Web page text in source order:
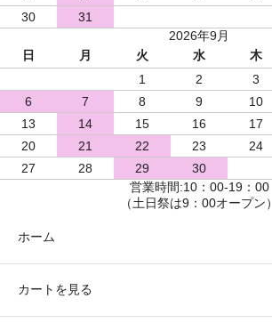
30
31
2026年9月
日
月 火 水 木
1
2 3
6
7 8 9 10
13
14 15 16 17
20
21 22 23 24
27
28 29
30
営業時間:10：00-19：00
（土日祭は9：00オープン）
ホーム
カートを見る